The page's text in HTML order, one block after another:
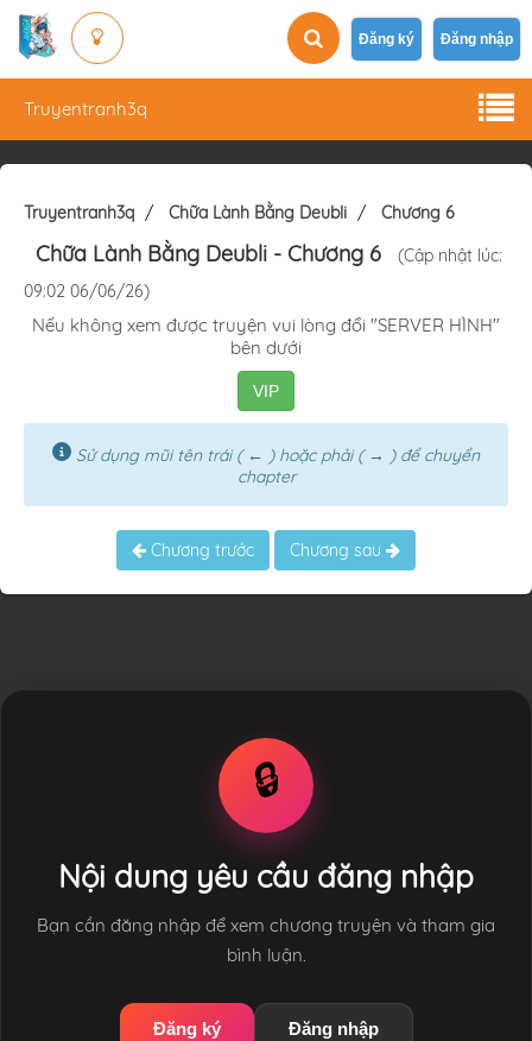
Đăng ký Đăng nhập
Truyentranh3q
Truyentranh3q Chữa Lành Bằng Deubli Chương 6
Chữa Lành Bằng Deubli - Chương 6
(Cập nhật lúc:
09:02 06/06/26)
Nếu không xem được truyện vui lòng đổi "SERVER HÌNH"
bên dưới
VIP
Sử dụng mũi tên trái ( ← ) hoặc phải ( → ) để chuyển
chapter
Chương trước Chương sau
🔒
Nội dung yêu cầu đăng nhập
Bạn cần đăng nhập để xem chương truyện và tham gia
bình luận.
Đăng ký Đăng nhập